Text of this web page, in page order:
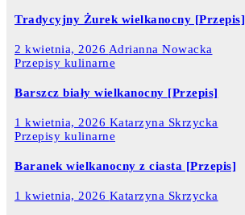
Tradycyjny Żurek wielkanocny [Przepis]
2 kwietnia, 2026 Adrianna Nowacka
Przepisy kulinarne
Barszcz biały wielkanocny [Przepis]
1 kwietnia, 2026 Katarzyna Skrzycka
Przepisy kulinarne
Baranek wielkanocny z ciasta [Przepis]
1 kwietnia, 2026 Katarzyna Skrzycka